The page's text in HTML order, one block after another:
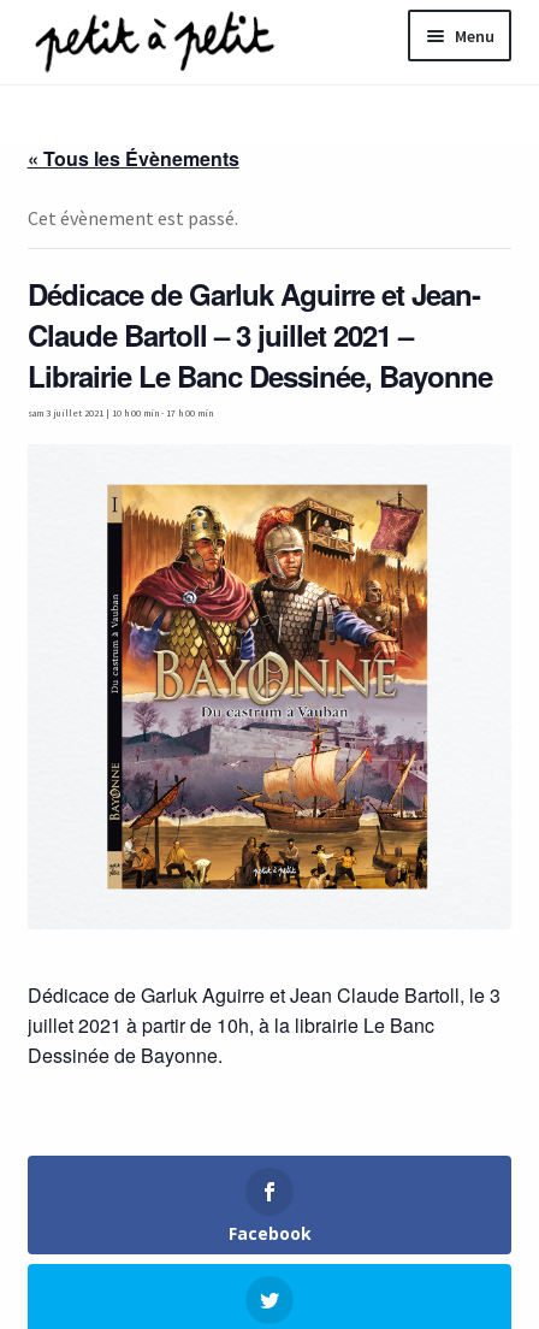
Aller
à
Aller
au
Menu
« Tous les Évènements
Cet évènement est passé.
Dédicace de Garluk Aguirre et Jean-
Claude Bartoll – 3 juillet 2021 –
Librairie Le Banc Dessinée, Bayonne
sam 3 juillet 2021 | 10 h 00 min- 17 h 00 min
Dédicace de Garluk Aguirre et Jean Claude Bartoll, le 3
juillet 2021 à partir de 10h, à la librairie Le Banc
Dessinée de Bayonne.
Facebook